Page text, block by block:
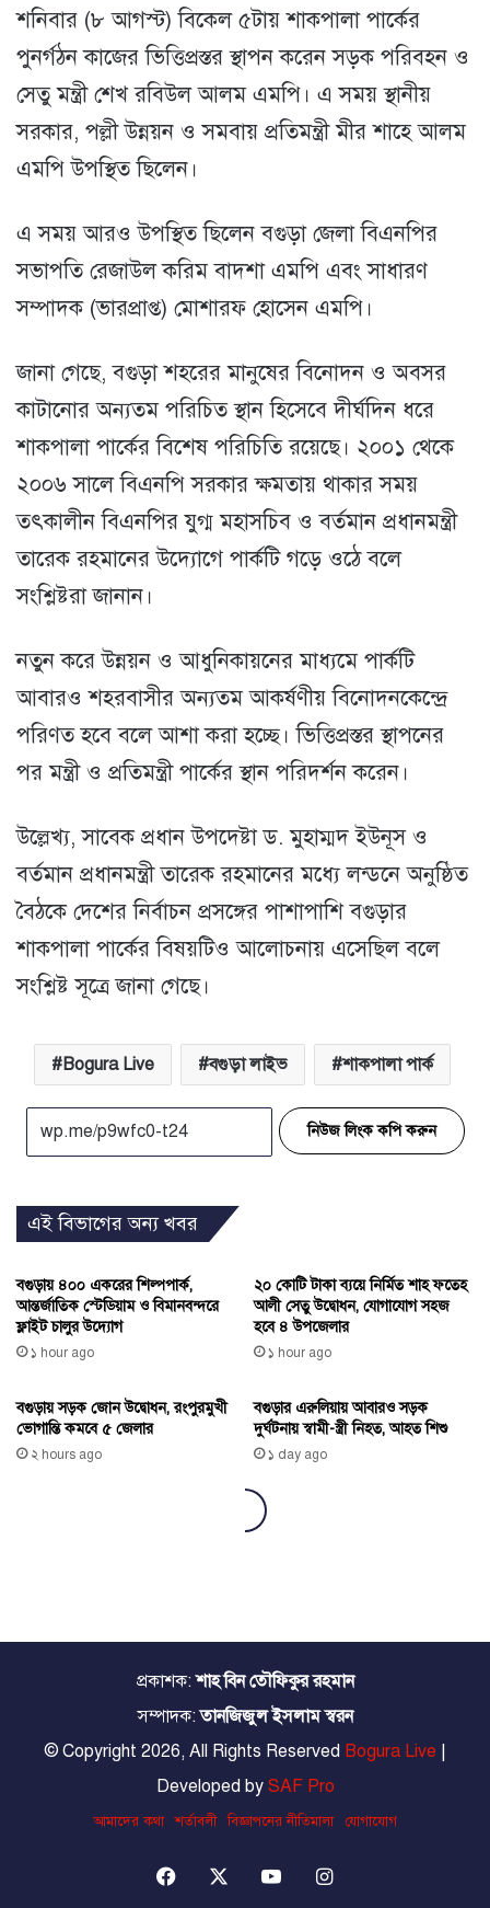
প্রকাশক:শাহ বিন তৌফিকুর রহমান
সম্পাদক:তানজিজুল ইসলাম স্বরন
© Copyright 2026, All Rights Reserved Bogura Live
Developed by SAF Pro
আমাদের কথা শর্তাবলী বিজ্ঞাপনের নীতিমালা যোগাযোগ
Facebook YouTubeInstagram